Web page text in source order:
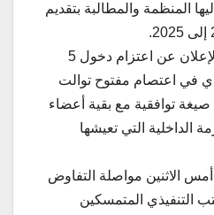
المنظمة والمطالبة بتقديم
وأضاف بن قدور انه منذ الإعلان عن اعتزام دخول 5
في اعتصام مفتوح توالت
صيغة توافقية مع بقية أعضاء
الداخلية التي تعيشها
الاثنين مواصلة التفاوض
التنفيذي المتمسكين